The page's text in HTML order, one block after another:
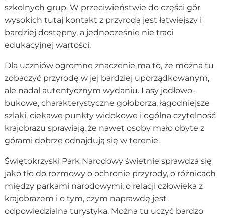
szkolnych grup. W przeciwieństwie do części gór
wysokich tutaj kontakt z przyrodą jest łatwiejszy i
bardziej dostępny, a jednocześnie nie traci
edukacyjnej wartości.
Dla uczniów ogromne znaczenie ma to, że można tu
zobaczyć przyrodę w jej bardziej uporządkowanym,
ale nadal autentycznym wydaniu. Lasy jodłowo-
bukowe, charakterystyczne gołoborza, łagodniejsze
szlaki, ciekawe punkty widokowe i ogólna czytelność
krajobrazu sprawiają, że nawet osoby mało obyte z
górami dobrze odnajdują się w terenie.
Świętokrzyski Park Narodowy świetnie sprawdza się
jako tło do rozmowy o ochronie przyrody, o różnicach
między parkami narodowymi, o relacji człowieka z
krajobrazem i o tym, czym naprawdę jest
odpowiedzialna turystyka. Można tu uczyć bardzo